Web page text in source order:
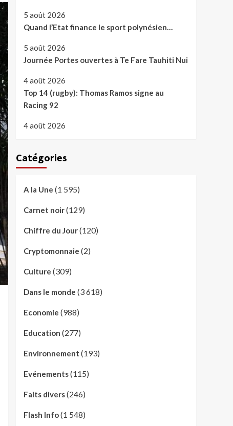
5 août 2026
Quand l’Etat finance le sport polynésien…
5 août 2026
Journée Portes ouvertes à Te Fare Tauhiti Nui
4 août 2026
Top 14 (rugby): Thomas Ramos signe au
Racing 92
4 août 2026
Catégories
A la Une (1 595)
Carnet noir(129)
Chiffre du Jour(120)
Cryptomonnaie (2)
Culture (309)
Dans le monde (3 618)
Economie (988)
Education (277)
Environnement (193)
Evénements(115)
Faits divers(246)
Flash Info(1 548)